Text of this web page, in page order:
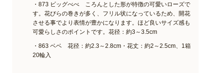
・873 ビッグべべ ころんとした形が特徴の可愛いローズで
す。花びらの巻きが多く、フリル状になっているため、開花
させる事でより表情が豊かになります。ほど良いサイズ感も
可愛らしさのポイントです。花径：約3～3.5cm
・863 ベベ 花径：約2.3～2.8cm・花丈：約2～2.5cm、1箱
20輪入